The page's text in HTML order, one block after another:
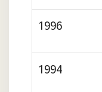
1996
1994